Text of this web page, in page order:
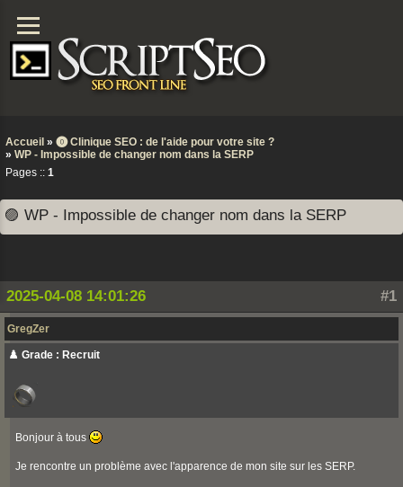
Accueil » ⓿ Clinique SEO : de l'aide pour votre site ?
» WP - Impossible de changer nom dans la SERP
Pages :: 1
🟣 WP - Impossible de changer nom dans la SERP
#1
2025-04-08 14:01:26
GregZer
♟️ Grade : Recruit
Bonjour à tous
Je rencontre un problème avec l'apparence de mon site sur les SERP.